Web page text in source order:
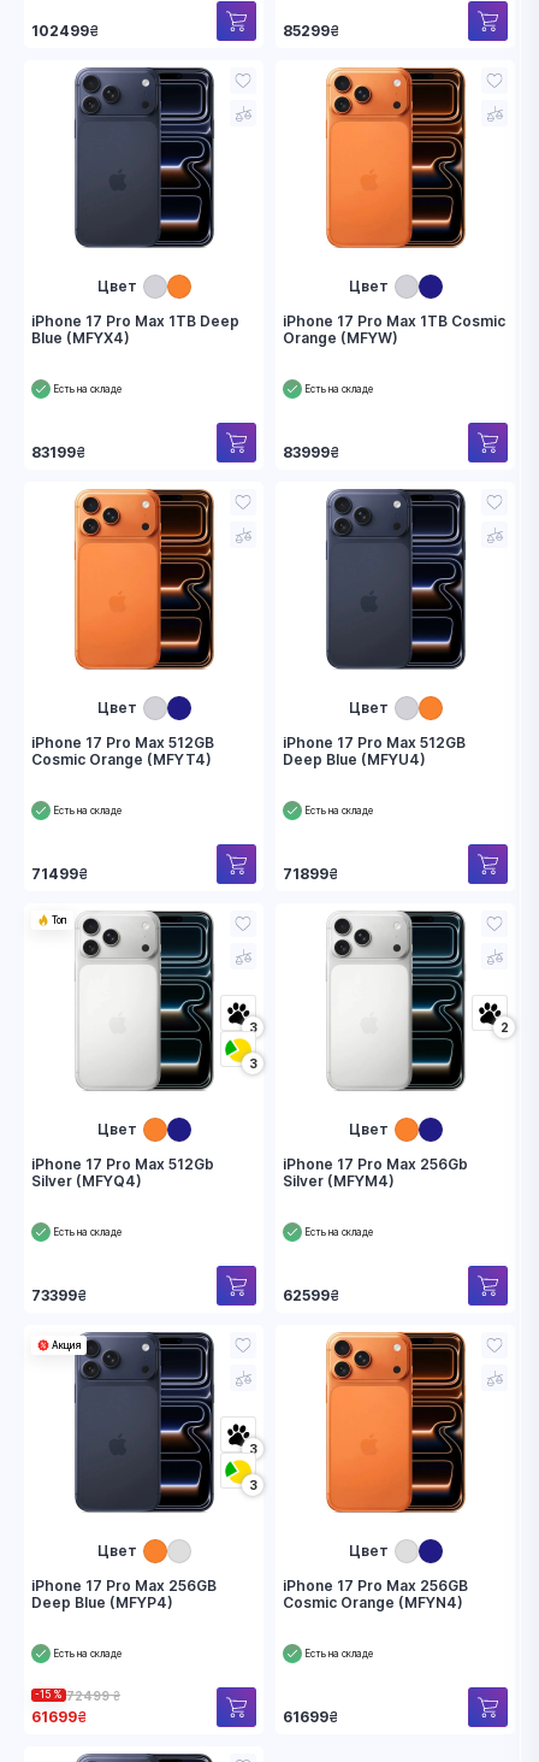
102499₴ 85299₴
Цвет
iPhone 17 Pro Max 1TB Deep
Blue (MFYX4)
Есть на складе
83199₴
Цвет
iPhone 17 Pro Max 1TB Cosmic
Orange (MFYW)
Есть на складе
83999₴
Цвет
iPhone 17 Pro Max 512GB
Cosmic Orange (MFYT4)
Есть на складе
71499₴
Цвет
iPhone 17 Pro Max 512GB
Deep Blue (MFYU4)
Есть на складе
71899₴
Топ
3
3
Цвет
iPhone 17 Pro Max 512Gb
Silver (MFYQ4)
Есть на складе
73399₴
2
Цвет
iPhone 17 Pro Max 256Gb
Silver (MFYM4)
Есть на складе
62599₴
Акция
3
3
Цвет
iPhone 17 Pro Max 256GB
Deep Blue (MFYP4)
Есть на складе
-15 % 72499₴
61699₴
Цвет
iPhone 17 Pro Max 256GB
Cosmic Orange (MFYN4)
Есть на складе
61699₴